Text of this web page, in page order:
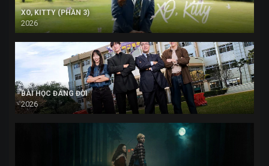
XO, KITTY (PHẦN 3)
2026
BÀI HỌC ĐÁNG ĐỜI
2026